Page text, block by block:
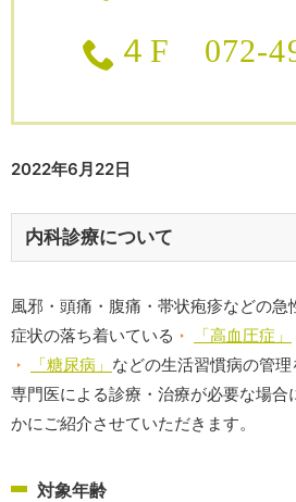
４F 072-
2022年6月22日
内科診療について
風邪・頭痛・腹痛・帯状疱疹などの急
症状の落ち着いている
「高血圧症」
「糖尿病」 などの生活習慣病の管理
専門医による診療・治療が必要な場合
かにご紹介させていただきます。
対象年齢